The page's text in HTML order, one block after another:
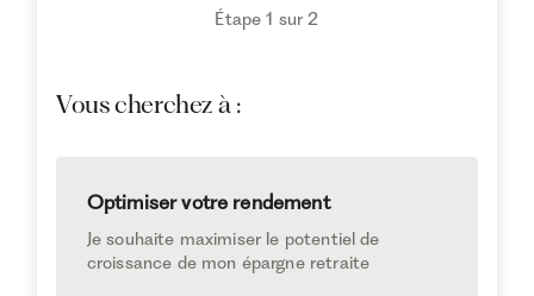
Étape 1 sur 2
Vous cherchez à :
Optimiser votre rendement
Je souhaite maximiser le potentiel de
croissance de mon épargne retraite